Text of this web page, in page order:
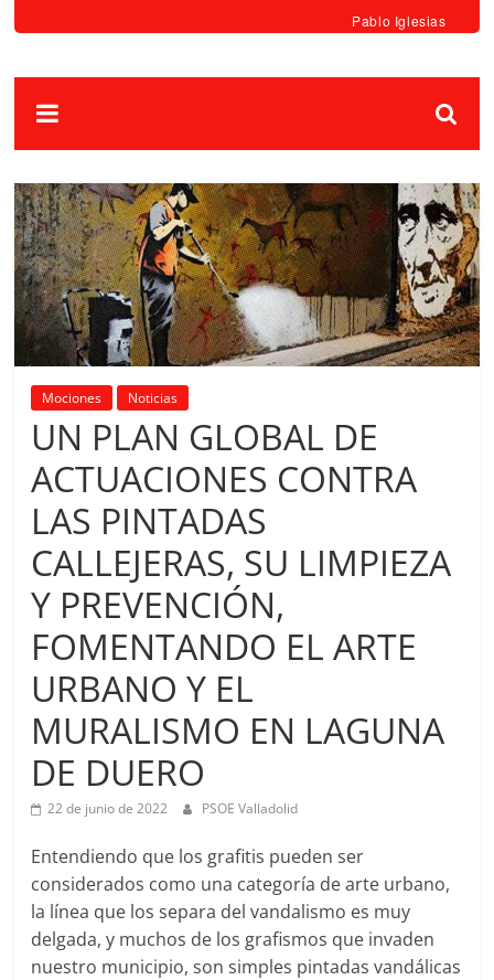
Pablo Iglesias
Mociones Noticias
UN PLAN GLOBAL DE
ACTUACIONES CONTRA
LAS PINTADAS
CALLEJERAS, SU LIMPIEZA
Y PREVENCIÓN,
FOMENTANDO EL ARTE
URBANO Y EL
MURALISMO EN LAGUNA
DE DUERO
22 de junio de 2022 PSOE Valladolid
Entendiendo que los grafitis pueden ser
considerados como una categoría de arte urbano,
la línea que los separa del vandalismo es muy
delgada, y muchos de los grafismos que invaden
nuestro municipio, son simples pintadas vandálicas